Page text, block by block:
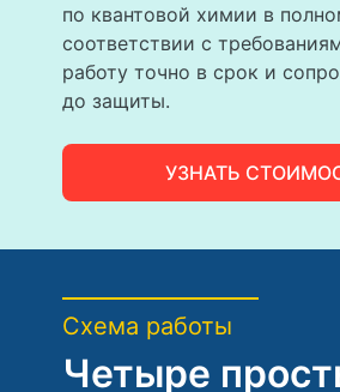
по квантовой химии в
соответствии с
работу точно в срок и
до защиты.
УЗНАТЬ
Схема работы
Четыре